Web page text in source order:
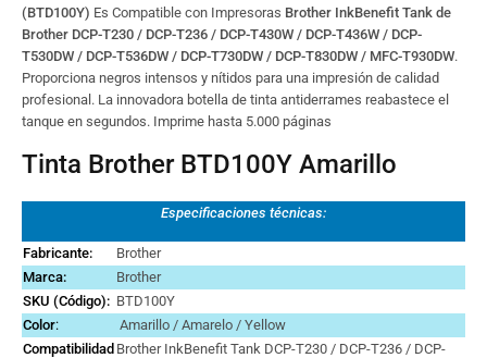
(BTD100Y) Es Compatible con Impresoras Brother InkBenefit Tank de
Brother DCP-T230 / DCP-T236 / DCP-T430W / DCP-T436W / DCP-
T530DW / DCP-T536DW / DCP-T730DW / DCP-T830DW / MFC-T930DW.
Proporciona negros intensos y nítidos para una impresión de calidad
profesional. La innovadora botella de tinta antiderrames reabastece el
tanque en segundos. Imprime hasta 5.000 páginas
Tinta Brother BTD100Y Amarillo
Especificaciones técnicas:
Fabricante:
Brother
Marca:
Brother
SKU (Código): BTD100Y
Color:
Amarillo / Amarelo / Yellow
Compatibilidad Brother InkBenefit Tank DCP-T230 / DCP-T236 / DCP-